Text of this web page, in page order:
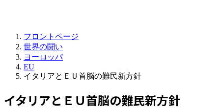
フロントページ
世界の闘い
ヨーロッパ
EU
イタリアとＥＵ首脳の難民新方針
イタリアとＥＵ首脳の難民新方針